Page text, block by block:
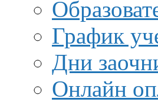
График
Дни
Онлайн